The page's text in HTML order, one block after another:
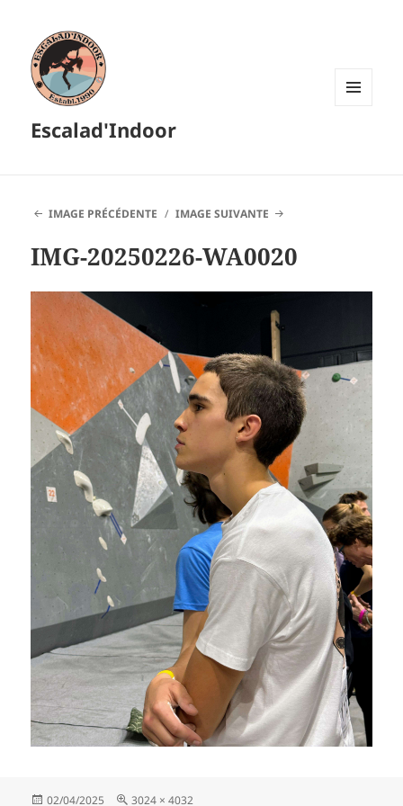
Escalad'Indoor
IMAGE PRÉCÉDENTE IMAGE SUIVANTE
IMG-20250226-WA0020
Publié
02/04/2025 Taille
3024 × 4032